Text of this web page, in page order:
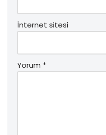
İnternet sitesi
Yorum *